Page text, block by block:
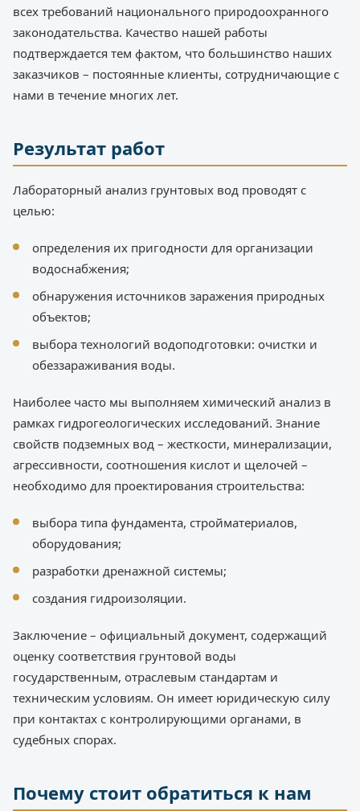
всех требований национального природоохранного
законодательства. Качество нашей работы
подтверждается тем фактом, что большинство наших
заказчиков – постоянные клиенты, сотрудничающие с
нами в течение многих лет.
Результат работ
Лабораторный анализ грунтовых вод проводят с
целью:
определения их пригодности для организации
водоснабжения;
обнаружения источников заражения природных
объектов;
выбора технологий водоподготовки: очистки и
обеззараживания воды.
Наиболее часто мы выполняем химический анализ в
рамках гидрогеологических исследований. Знание
свойств подземных вод – жесткости, минерализации,
агрессивности, соотношения кислот и щелочей –
необходимо для проектирования строительства:
выбора типа фундамента, стройматериалов,
оборудования;
разработки дренажной системы;
создания гидроизоляции.
Заключение – официальный документ, содержащий
оценку соответствия грунтовой воды
государственным, отраслевым стандартам и
техническим условиям. Он имеет юридическую силу
при контактах с контролирующими органами, в
судебных спорах.
Почему стоит обратиться к нам